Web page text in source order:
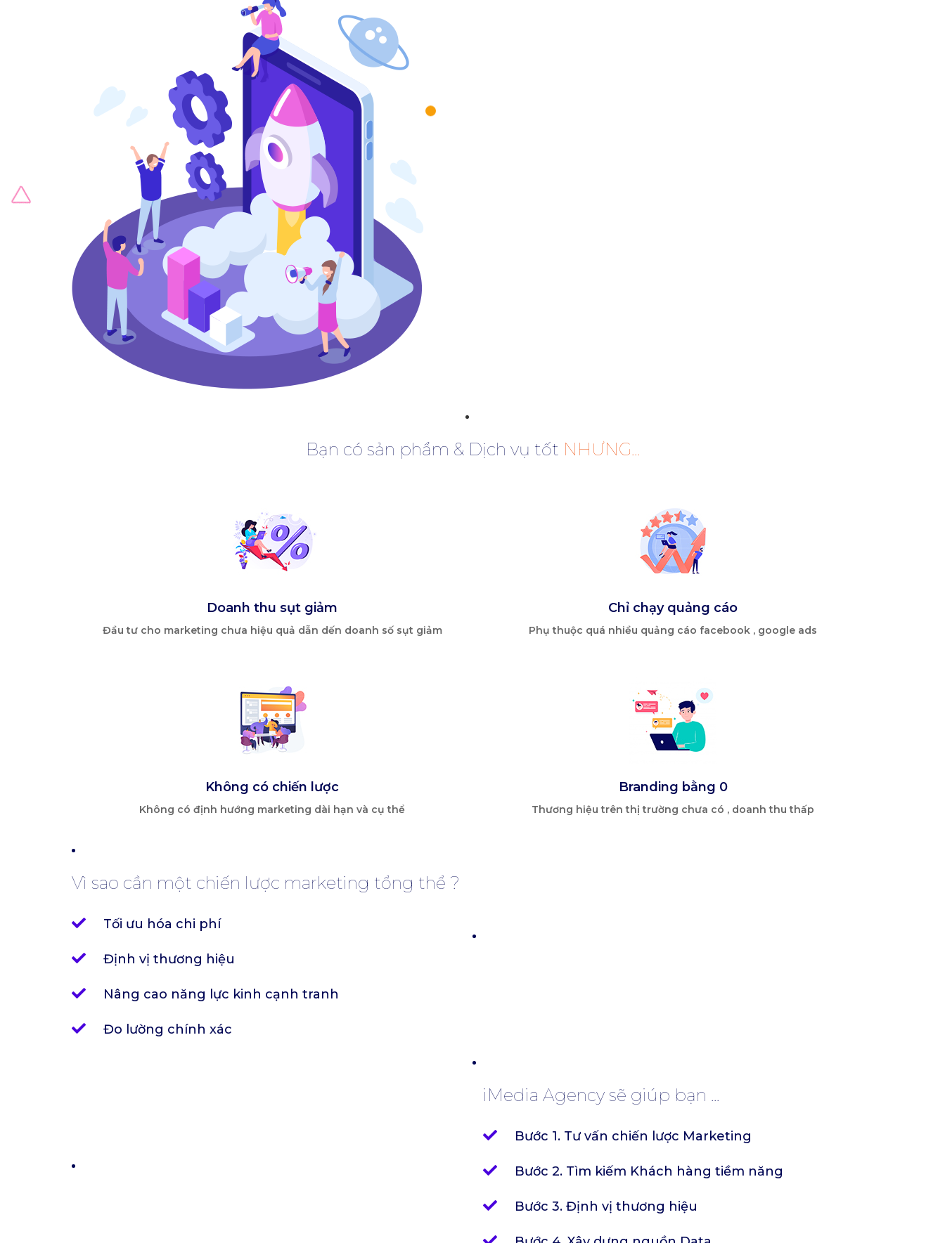
Bạn có sản phẩm & Dịch vụ tốt NHƯNG...
Doanh thu sụt giảm
Đầu tư cho marketing chưa hiệu quả dẫn dến doanh số sụt giảm
Chỉ chạy quảng cáo
Phụ thuộc quá nhiều quảng cáo facebook , google ads
Không có chiến lược
Không có định hướng marketing dài hạn và cụ thể
Branding bằng 0
Thương hiệu trên thị trường chưa có , doanh thu thấp
Vì sao cần một chiến lược marketing tổng thể ?
Tối ưu hóa chi phí
Định vị thương hiệu
Nâng cao năng lực kinh cạnh tranh
Đo lường chính xác
iMedia Agency sẽ giúp bạn ...
Bước 1. Tư vấn chiến lược Marketing
Bước 2. Tìm kiếm Khách hàng tiềm năng
Bước 3. Định vị thương hiệu